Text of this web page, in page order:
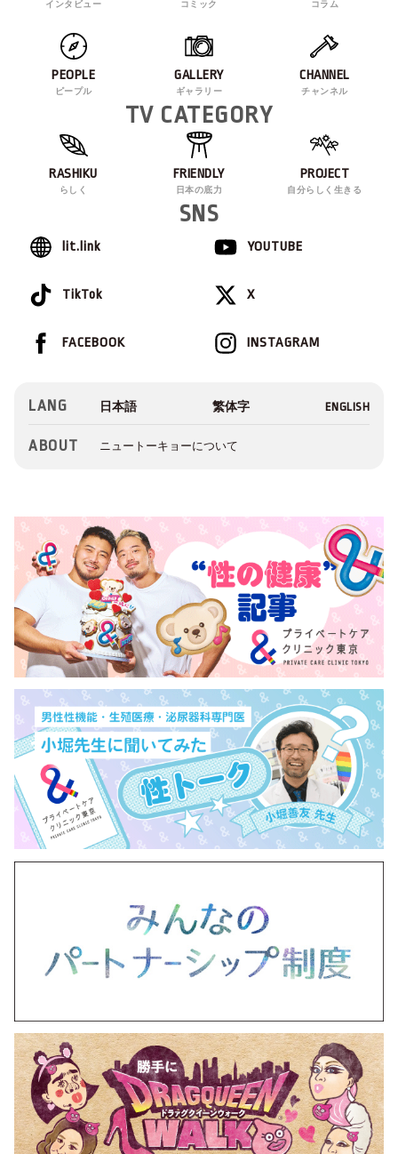
インタビュー コミック コラム
PEOPLE
ピープル
GALLERY
ギャラリー
CHANNEL
チャンネル
TV CATEGORY
RASHIKU
らしく
FRIENDLY
日本の底力
PROJECT
自分らしく生きる
SNS
lit.link YOUTUBE
TikTok X
INSTAGRAM
FACEBOOK
LANG
ABOUT ニュートーキョーについて